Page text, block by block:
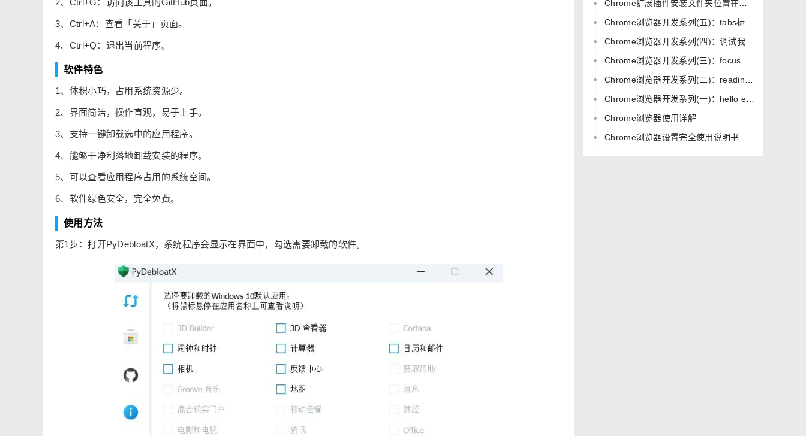
2、Ctrl+G：访问该工具的GitHub页面。
3、Ctrl+A：查看「关于」页面。
4、Ctrl+Q：退出当前程序。
软件特色
1、体积小巧，占用系统资源少。
2、界面简洁，操作直观，易于上手。
3、支持一键卸载选中的应用程序。
4、能够干净利落地卸载安装的程序。
5、可以查看应用程序占用的系统空间。
6、软件绿色安全，完全免费。
使用方法
第1步：打开PyDebloatX，系统程序会显示在界面中，勾选需要卸载的软件。
面介绍WPS
PDF插件的使用
方法
件并正确安装？
完整教程分享
Chrome浏览器使用详解
Chrome浏览器设置完全使用说明书